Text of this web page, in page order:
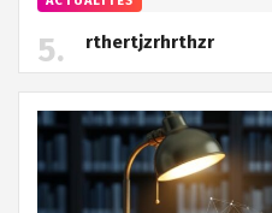
rthertjzrhrthzr